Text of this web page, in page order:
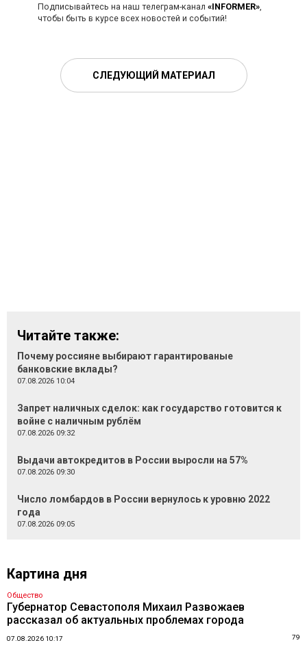
Подписывайтесь на наш телеграм-канал «INFORMER»,
чтобы быть в курсе всех новостей и событий!
СЛЕДУЮЩИЙ МАТЕРИАЛ
Читайте также:
Почему россияне выбирают гарантированые
банковские вклады?
07.08.2026 10:04
Запрет наличных сделок: как государство готовится к
войне с наличным рублём
07.08.2026 09:32
Выдачи автокредитов в России выросли на 57%
07.08.2026 09:30
Число ломбардов в России вернулось к уровню 2022
года
07.08.2026 09:05
Картина дня
Общество
Губернатор Севастополя Михаил Развожаев
рассказал об актуальных проблемах города
07.08.2026 10:17 79